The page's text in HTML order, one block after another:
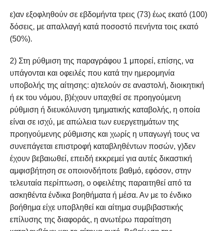
ε)αν εξοφληθούν σε εβδομήντα τρεις (73) έως εκατό (100)
δόσεις, με απαλλαγή κατά ποσοστό πενήντα τοις εκατό
(50%).
2) Στη ρύθμιση της παραγράφου 1 μπορεί, επίσης, να
υπάγονται και οφειλές που κατά την ημερομηνία
υποβολής της αίτησης: α)τελούν σε αναστολή, διοικητική
ή εκ του νόμου, β)έχουν υπαχθεί σε προηγούμενη
ρύθμιση ή διευκόλυνση τμηματικής καταβολής, η οποία
είναι σε ισχύ, με απώλεια των ευεργετημάτων της
προηγούμενης ρύθμισης και χωρίς η υπαγωγή τους να
συνεπάγεται επιστροφή καταβληθέντων ποσών, γ)δεν
έχουν βεβαιωθεί, επειδή εκκρεμεί για αυτές δικαστική
αμφισβήτηση σε οποιονδήποτε βαθμό, εφόσον, στην
τελευταία περίπτωση, ο οφειλέτης παραιτηθεί από τα
ασκηθέντα ένδικα βοηθήματα ή μέσα. Αν με το ένδικο
βοήθημα είχε υποβληθεί και αίτημα συμβιβαστικής
επίλυσης της διαφοράς, η ανωτέρω παραίτηση